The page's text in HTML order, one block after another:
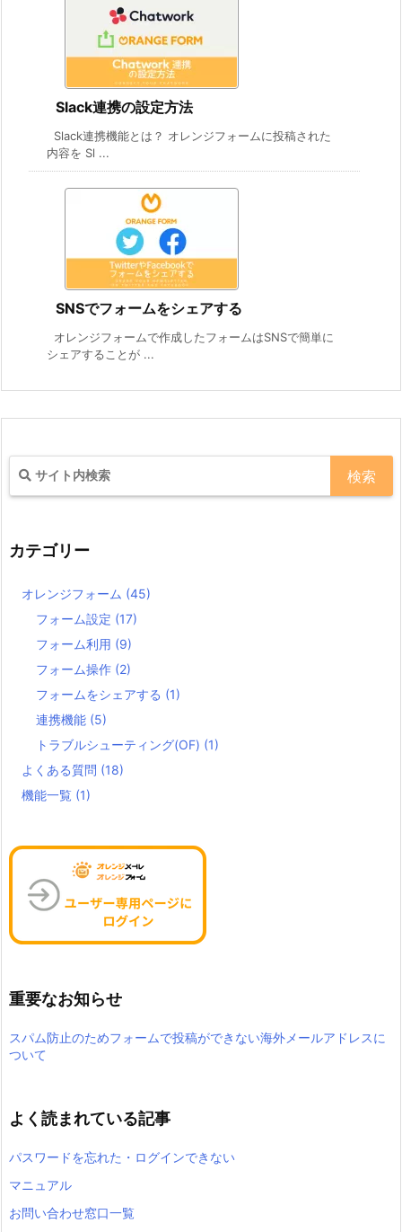
Slack連携の設定方法
Slack連携機能とは？ オレンジフォームに投稿された
内容を Sl ...
SNSでフォームをシェアする
オレンジフォームで作成したフォームはSNSで簡単に
シェアすることが ...
カテゴリー
オレンジフォーム (45)
フォーム設定 (17)
フォーム利用 (9)
フォーム操作 (2)
フォームをシェアする (1)
連携機能 (5)
トラブルシューティング(OF) (1)
よくある質問 (18)
機能一覧 (1)
重要なお知らせ
スパム防止のためフォームで投稿ができない海外メールアドレスに
ついて
よく読まれている記事
パスワードを忘れた・ログインできない
マニュアル
お問い合わせ窓口一覧